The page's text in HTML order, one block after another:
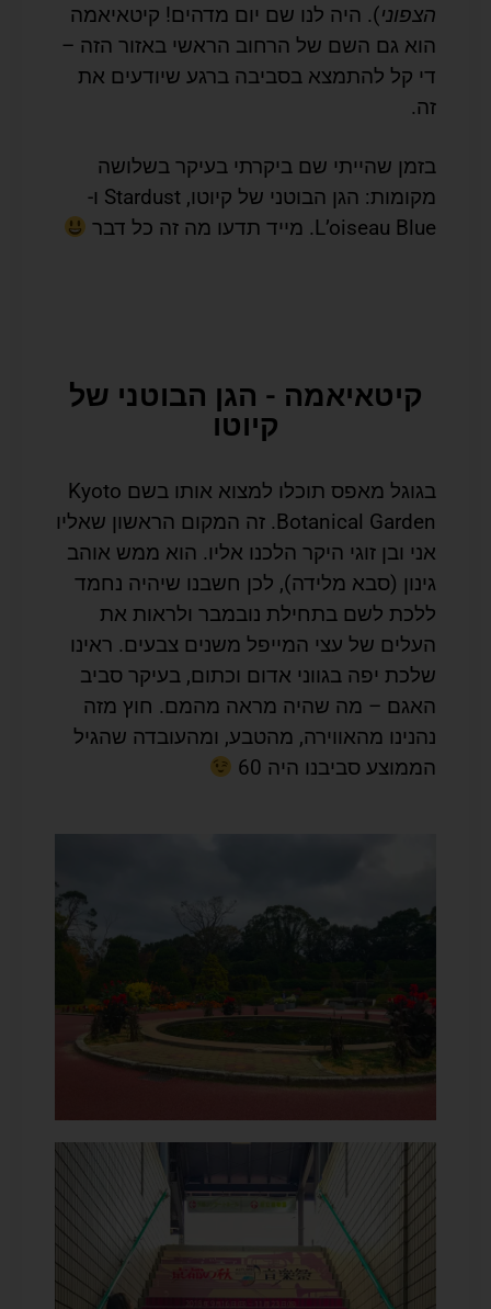
הצפוני). היה לנו שם יום מדהים! קיטאיאמה
הוא גם השם של הרחוב הראשי באזור הזה –
די קל להתמצא בסביבה ברגע שיודעים את
זה.
בזמן שהייתי שם ביקרתי בעיקר בשלושה
מקומות: הגן הבוטני של קיוטו, Stardust ו-
L’oiseau Blue. מייד תדעו מה זה כל דבר
קיטאיאמה - הגן הבוטני של
קיוטו
בגוגל מאפס תוכלו למצוא אותו בשם Kyoto
Botanical Garden. זה המקום הראשון שאליו
אני ובן זוגי היקר הלכנו אליו. הוא ממש אוהב
גינון (סבא מלידה), לכן חשבנו שיהיה נחמד
ללכת לשם בתחילת נובמבר ולראות את
העלים של עצי המייפל משנים צבעים. ראינו
שלכת יפה בגווני אדום וכתום, בעיקר סביב
האגם – מה שהיה מראה מהמם. חוץ מזה
נהנינו מהאווירה, מהטבע, ומהעובדה שהגיל
הממוצע סביבנו היה 60